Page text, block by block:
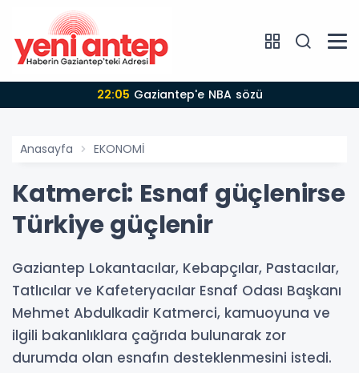
22:05 Gaziantep'e NBA sözü
Anasayfa EKONOMİ
Katmerci: Esnaf güçlenirse
Türkiye güçlenir
Gaziantep Lokantacılar, Kebapçılar, Pastacılar,
Tatlıcılar ve Kafeteryacılar Esnaf Odası Başkanı
Mehmet Abdulkadir Katmerci, kamuoyuna ve
ilgili bakanlıklara çağrıda bulunarak zor
durumda olan esnafın desteklenmesini istedi.